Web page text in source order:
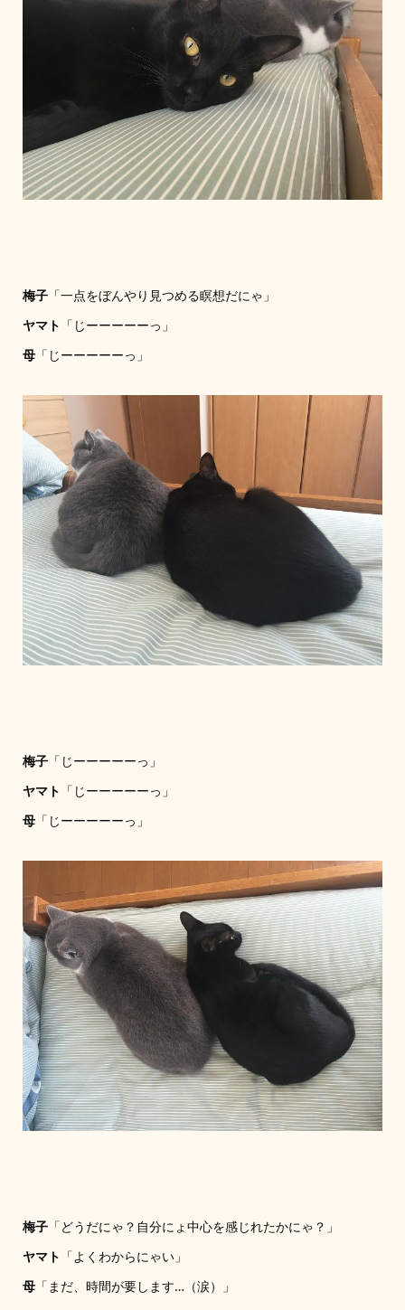
梅子「一点をぼんやり見つめる瞑想だにゃ」
ヤマト 「じーーーーーっ」
母「じーーーーーっ」
梅子「じーーーーーっ」
ヤマト 「じーーーーーっ」
母「じーーーーーっ」
梅子「どうだにゃ？自分にょ中心を感じれたかにゃ？」
ヤマト 「よくわからにゃい」
母「まだ、時間が要します…（涙）」